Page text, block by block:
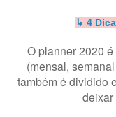
↳ 4
O planner 2020
(mensal,
também é dividido
deixar